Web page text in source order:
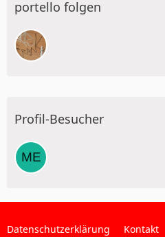
portello folgen
Profil-Besucher
Datenschutzerklärung Kontakt